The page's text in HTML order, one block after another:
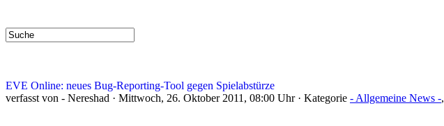
EVE Online: neues Bug-Reporting-Tool gegen Spielabstürze
verfasst von - Nereshad · Mittwoch, 26. Oktober 2011, 08:00 Uhr · Kategorie - Allgemeine News -,